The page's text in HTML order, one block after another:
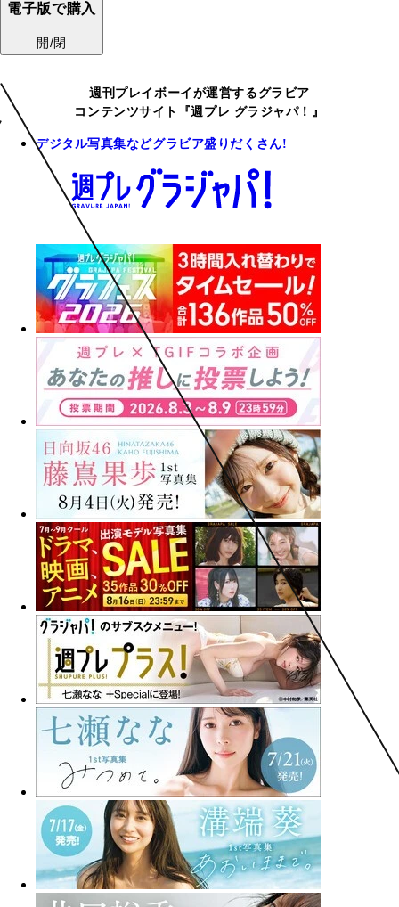
電子版で購入
開/閉
週刊プレイボーイが運営するグラビア
コンテンツサイト『週プレ グラジャパ！』
デジタル写真集などグラビア盛りだくさん!